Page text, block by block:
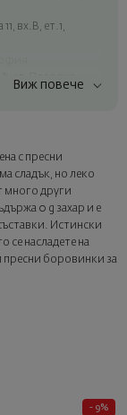
вх.В, ет.1,
45, Пловдив
град София
опция в
Виж повече
с пресни
сладък, но леко
много други
0 g захар и е
Истински
се насладете на
пресни боровинки за
- 9%